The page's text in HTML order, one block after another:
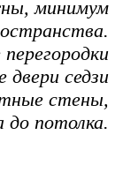
минимум
седзи
стены,
до потолка.